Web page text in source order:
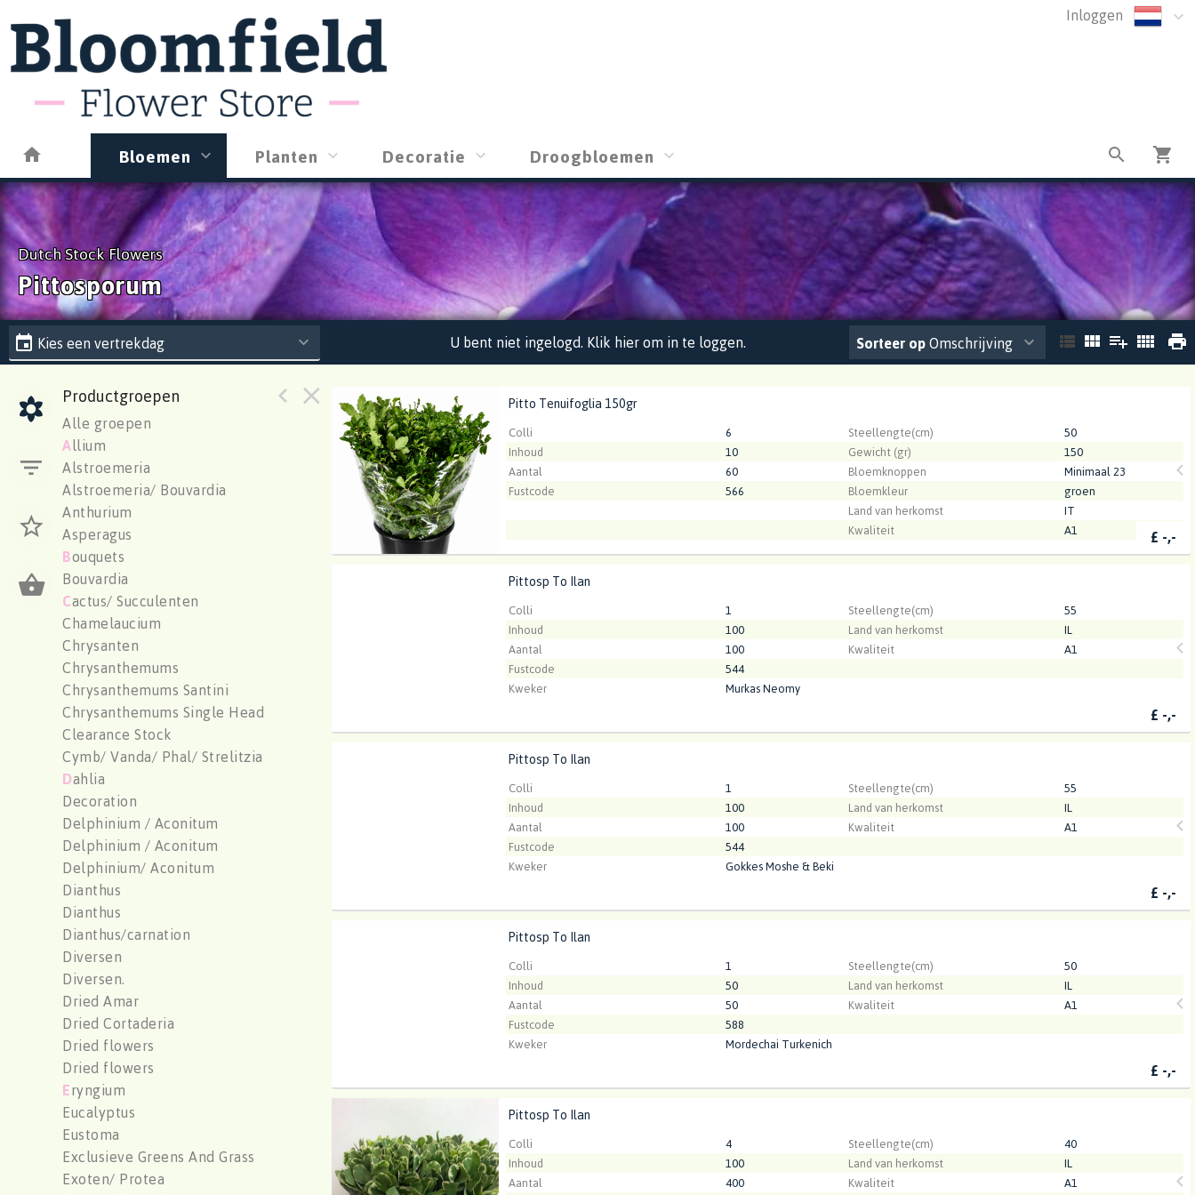
Inloggen
Bloemen Planten Decoratie Droogbloemen
Dutch Stock Flowers
Pittosporum
Kies een vertrekdag U bent niet ingelogd. Klik hier om in te loggen. Sorteer op Omschrijving
Productgroepen
Alle groepen
Allium
Alstroemeria
Alstroemeria/ Bouvardia
Anthurium
Asperagus
Bouquets
Bouvardia
Cactus/ Succulenten
Chamelaucium
Chrysanten
Chrysanthemums
Chrysanthemums Santini
Chrysanthemums Single Head
Clearance Stock
Cymb/ Vanda/ Phal/ Strelitzia
Dahlia
Decoration
Delphinium / Aconitum
Delphinium / Aconitum
Delphinium/ Aconitum
Dianthus
Dianthus
Dianthus/carnation
Diversen
Diversen.
Dried Amar
Dried Cortaderia
Dried flowers
Dried flowers
Eryngium
Eucalyptus
Eustoma
Exclusieve Greens And Grass
Exoten/ Protea
Pitto Tenuifoglia 150gr
Colli 6 Steellengte(cm)
50
Inhoud
10 Gewicht (gr)
150
Aantal
60 Bloemknoppen
Minimaal 23
Fustcode
566 Bloemkleur
groen
Land van herkomst
IT
Kwaliteit
A1 £ -,-
Pitto Tenuifoglia 150gr
U moet ingelogd zijn om te kunnen kopen. Klik hier om in te loggen.
Pittosp To Ilan
Colli 1 Steellengte(cm)
55
Inhoud
100 Land van herkomst
IL
Aantal
100 Kwaliteit
A1
Fustcode
544
Kweker
Murkas Neomy
£ -,-
U moet ingelogd zijn om te kunnen kopen. Klik hier om in te loggen.
Pittosp To Ilan
Colli 1 Steellengte(cm)
55
Inhoud
100 Land van herkomst
IL
Aantal
100 Kwaliteit
A1
Fustcode
544
Kweker
Gokkes Moshe & Beki
£ -,-
U moet ingelogd zijn om te kunnen kopen. Klik hier om in te loggen.
Pittosp To Ilan
Colli 1 Steellengte(cm)
50
Inhoud
50 Land van herkomst
IL
Aantal
50 Kwaliteit
A1
Fustcode
588
Kweker
Mordechai Turkenich
£ -,-
U moet ingelogd zijn om te kunnen kopen. Klik hier om in te loggen.
Pittosp To Ilan
Colli 4 Steellengte(cm)
40
Inhoud
100 Land van herkomst
IL
Aantal
400 Kwaliteit
A1
U moet ingelogd zijn om te kunnen kopen. Klik hier om in te loggen.